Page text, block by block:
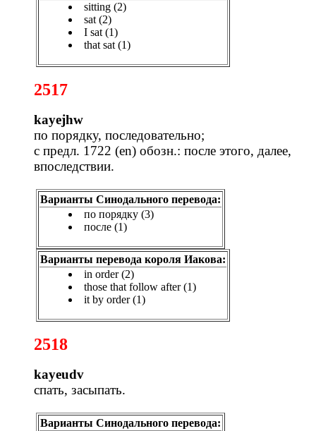
sitting (2)
sat (2)
I sat (1)
that sat (1)
2517
kayejhw
по порядку, последовательно;
с предл. 1722 (en) обозн.: после этого, далее,
впоследствии.
Варианты Синодального перевода:
по порядку (3)
после (1)
Варианты перевода короля Иакова:
in order (2)
those that follow after (1)
it by order (1)
2518
kayeudv
спать, засыпать.
Варианты Синодального перевода: